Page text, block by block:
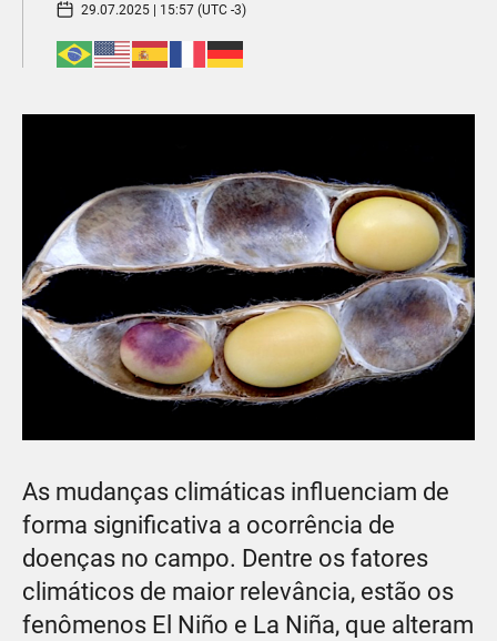
29.07.2025 | 15:57 (UTC -3)
As mudanças climáticas influenciam de
forma significativa a ocorrência de
doenças no campo. Dentre os fatores
climáticos de maior relevância, estão os
fenômenos El Niño e La Niña, que alteram